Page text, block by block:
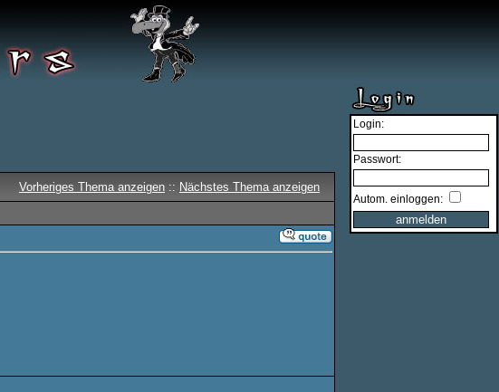
Login:
Passwort:
Autom. einloggen:
Vorheriges Thema anzeigen :: Nächstes Thema anzeigen